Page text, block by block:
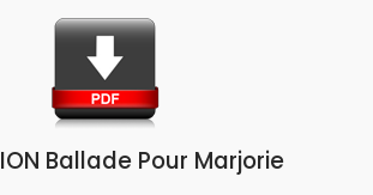
Ballade Pour Marjorie